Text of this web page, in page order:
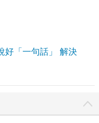
好「一句話」 解決